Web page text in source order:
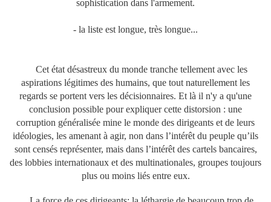
sophistication dans l'armement.
- la liste est longue, très longue...
Cet état désastreux du monde tranche tellement avec les
aspirations légitimes des humains, que tout naturellement les
regards se portent vers les décisionnaires. Et là il n'y a qu'une
conclusion possible pour expliquer cette distorsion : une
corruption généralisée mine le monde des dirigeants et de leurs
idéologies, les amenant à agir, non dans l’intérêt du peuple qu’ils
sont censés représenter, mais dans l’intérêt des cartels bancaires,
des lobbies internationaux et des multinationales, groupes toujours
plus ou moins liés entre eux.